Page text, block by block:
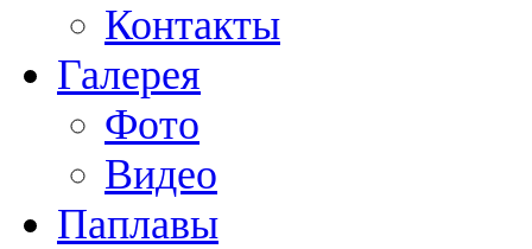
Контакты
Галерея
Фото
Видео
Паплавы